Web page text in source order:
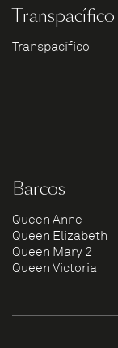
Transpacífico
Transpacífico
Barcos
Queen Anne
Queen Elizabeth
Queen Mary 2
Queen Victoria